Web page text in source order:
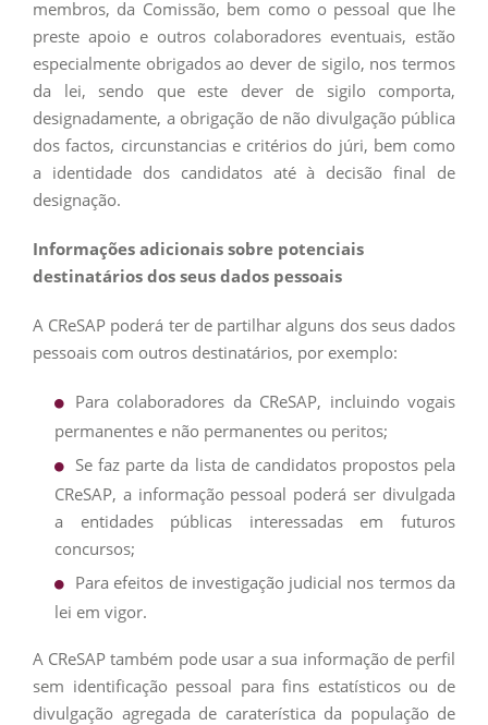
membros, da Comissão, bem como o pessoal que lhe
preste apoio e outros colaboradores eventuais, estão
especialmente obrigados ao dever de sigilo, nos termos
da lei, sendo que este dever de sigilo comporta,
designadamente, a obrigação de não divulgação pública
dos factos, circunstancias e critérios do júri, bem como
a identidade dos candidatos até à decisão final de
designação.
Informações adicionais sobre potenciais
destinatários dos seus dados pessoais
A CReSAP poderá ter de partilhar alguns dos seus dados
pessoais com outros destinatários, por exemplo:
Para colaboradores da CReSAP, incluindo vogais
permanentes e não permanentes ou peritos;
Se faz parte da lista de candidatos propostos pela
CReSAP, a informação pessoal poderá ser divulgada
a entidades públicas interessadas em futuros
concursos;
Para efeitos de investigação judicial nos termos da
lei em vigor.
A CReSAP também pode usar a sua informação de perfil
sem identificação pessoal para fins estatísticos ou de
divulgação agregada de caraterística da população de